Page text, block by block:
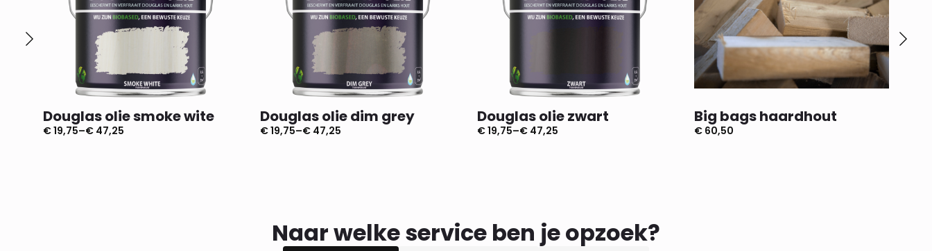
Douglas olie smoke wite
€19,75–€ 47,25
Prijsklasse:
Douglas olie dim grey
€19,75–€ 47,25
Prijsklasse:
Douglas olie zwart
€19,75–€ 47,25
Prijsklasse:
Big bags haardhout
€ 60,50
Naar welke service ben je opzoek?